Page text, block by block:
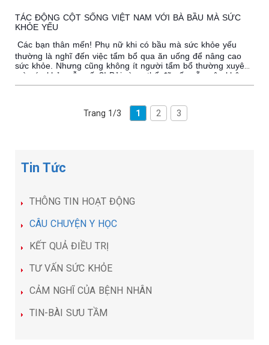
Tin Tức
THÔNG TIN HOẠT ĐỘNG
CÂU CHUYỆN Y HỌC
KẾT QUẢ ĐIỀU TRỊ
TƯ VẤN SỨC KHỎE
CẢM NGHĨ CỦA BỆNH NHÂN
TIN-BÀI SƯU TẦM
TÁC ĐỘNG CỘT SỐNG VIỆT NAM VỚI BÀ BẦU MÀ SỨC
KHỎE YẾU
Các bạn thân mến! Phụ nữ khi có bầu mà sức khỏe yếu
thường là nghĩ đến việc tẩm bổ qua ăn uống để nâng cao
sức khỏe. Nhưng cũng không ít người tẩm bổ thường xuyên
mà sức khỏe vẫn yếu?! Bởi vì cơ thể đã yếu sẵn nên không
hấp thu được tốt những thứ bổ dưỡng đưa vào cơ thể, và có
được gì, rất ảnh hưởng đến sự phát triển của thai nhi trong
Trang 1/3 1 2 3